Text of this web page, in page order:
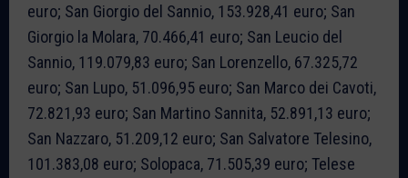
euro; San Giorgio del Sannio, 153.928,41 euro; San
Giorgio la Molara, 70.466,41 euro; San Leucio del
Sannio, 119.079,83 euro; San Lorenzello, 67.325,72
euro; San Lupo, 51.096,95 euro; San Marco dei Cavoti,
72.821,93 euro; San Martino Sannita, 52.891,13 euro;
San Nazzaro, 51.209,12 euro; San Salvatore Telesino,
101.383,08 euro; Solopaca, 71.505,39 euro; Telese